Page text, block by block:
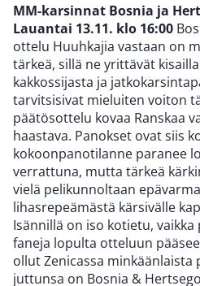
MM-karsinnat Bosnia ja
Lauantai 13.11. klo 16:00
ottelu Huuhkajia vastaan on
tärkeä, sillä ne yrittävät
kakkossijasta ja
tarvitsisivat mieluiten voiton
päätösottelu kovaa Ranskaa
haastava. Panokset ovat siis
kokoonpanotilanne paranee
verrattuna, mutta tärkeä
vielä pelikunnoltaan
lihasrepeämästä kärsivälle
Isännillä on iso kotietu,
faneja lopulta otteluun
ollut Zenicassa minkäänlaista
juttunsa on Bosnia &